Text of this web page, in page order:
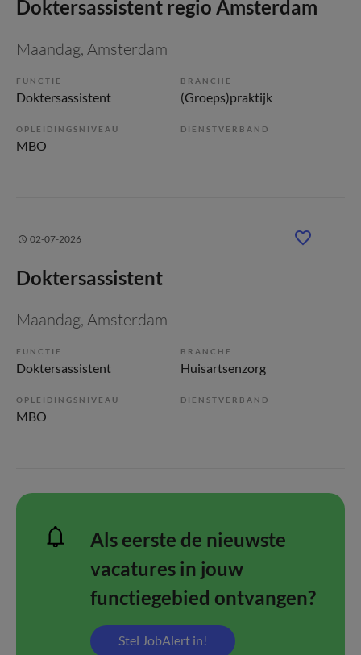
Doktersassistent regio Amsterdam
Maandag, Amsterdam
FUNCTIE
Doktersassistent
BRANCHE
(Groeps)praktijk
OPLEIDINGSNIVEAU
MBO
DIENSTVERBAND
02-07-2026
Doktersassistent
Maandag, Amsterdam
FUNCTIE
Doktersassistent
BRANCHE
Huisartsenzorg
OPLEIDINGSNIVEAU
MBO
DIENSTVERBAND
Als eerste de nieuwste
vacatures in jouw
functiegebied ontvangen?
Stel JobAlert in!